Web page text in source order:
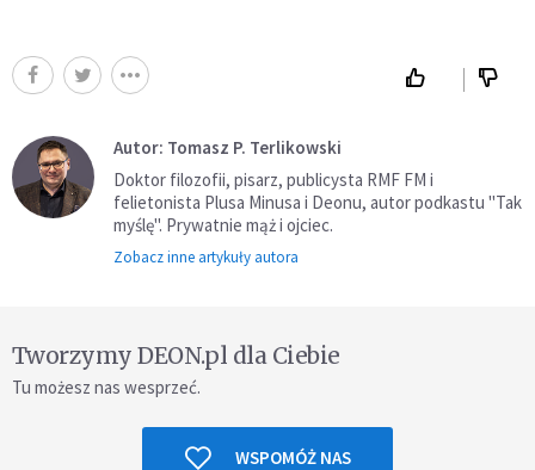
Autor: Tomasz P. Terlikowski
Doktor filozofii, pisarz, publicysta RMF FM i
felietonista Plusa Minusa i Deonu, autor podkastu "Tak
myślę". Prywatnie mąż i ojciec.
Zobacz inne artykuły autora
Tworzymy DEON.pl dla Ciebie
Tu możesz nas wesprzeć.
WSPOMÓŻ NAS